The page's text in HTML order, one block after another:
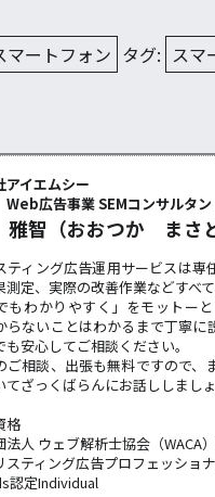
マートフォン タグ: スマ
アイエムシー
広告事業 SEMコンサルタン
智（おおつか まさと
ティング広告運用サービスは
測定、実際の改善作業などすべて
もわかりやすく」をモットー
らないことはわかるまで丁寧
も安心してご相談ください。
ご相談、出張も無料ですので
てざっくばらんにお話ししましょ
格
法人 ウェブ解析士協会（
スティング広告プロフェッショ
認定Individual